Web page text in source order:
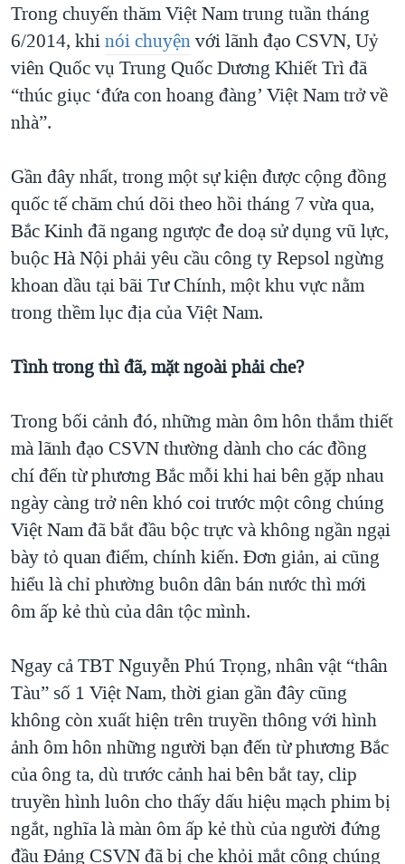
Trong chuyến thăm Việt Nam trung tuần tháng
6/2014, khinói chuyệnvới lãnh đạo CSVN, Uỷ
viên Quốc vụ Trung Quốc Dương Khiết Trì đã
“thúc giục ‘đứa con hoang đàng’ Việt Nam trở về
nhà”.
Gần đây nhất, trong một sự kiện được cộng đồng
quốc tế chăm chú dõi theo hồi tháng 7 vừa qua,
Bắc Kinh đã ngang ngược đe doạ sử dụng vũ lực,
buộc Hà Nội phải yêu cầu công ty Repsol ngừng
khoan dầu tại bãi Tư Chính, một khu vực nằm
trong thềm lục địa của Việt Nam.
Tình trong thì đã, mặt ngoài phải che?
Trong bối cảnh đó, những màn ôm hôn thắm thiết
mà lãnh đạo CSVN thường dành cho các đồng
chí đến từ phương Bắc mỗi khi hai bên gặp nhau
ngày càng trở nên khó coi trước một công chúng
Việt Nam đã bắt đầu bộc trực và không ngần ngại
bày tỏ quan điểm, chính kiến. Đơn giản, ai cũng
hiểu là chỉ phường buôn dân bán nước thì mới
ôm ấp kẻ thù của dân tộc mình.
Ngay cả TBT Nguyễn Phú Trọng, nhân vật “thân
Tàu” số 1 Việt Nam, thời gian gần đây cũng
không còn xuất hiện trên truyền thông với hình
ảnh ôm hôn những người bạn đến từ phương Bắc
của ông ta, dù trước cảnh hai bên bắt tay, clip
truyền hình luôn cho thấy dấu hiệu mạch phim bị
ngắt, nghĩa là màn ôm ấp kẻ thù của người đứng
đầu Đảng CSVN đã bị che khỏi mắt công chúng